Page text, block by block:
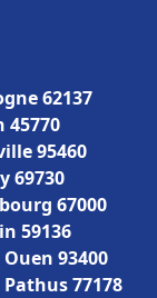
62137
95460
69730
67000
59136
93400
77178